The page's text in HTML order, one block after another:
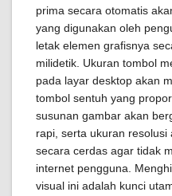
prima secara otomatis
yang digunakan oleh
letak elemen grafisnya
milidetik. Ukuran tombol
pada layar desktop akan
tombol sentuh yang
susunan gambar akan
rapi, serta ukuran
secara cerdas agar tidak
internet pengguna.
visual ini adalah kunci